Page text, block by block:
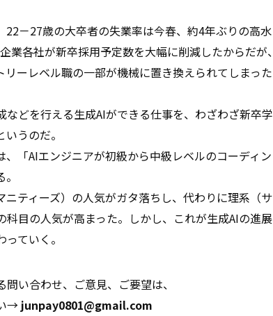
－27歳の大卒者の失業率は今春、約4年ぶりの高水
業各社が新卒採用予定数を大幅に削減したからだが、
ーレベル職の一部が機械に置き換えられてしまった
どを行える生成AIができる仕事を、わざわざ新卒学
うのだ。
「AIエンジニアが初級から中級レベルのコーディン
ティーズ）の人気がガタ落ちし、代わりに理系（サ
目の人気が高まった。しかし、これが生成AIの進展
ていく。
い合わせ、ご意見、ご要望は、
→junpay0801@gmail.com